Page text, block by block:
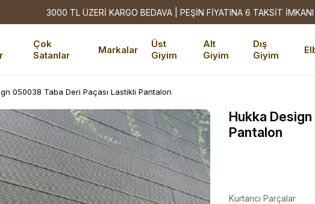
3000 TL ÜZERİ KARGO BEDAVA | PEŞİN FİYATINA 6 TAKSİT İMKANI
Çok
Satanlar
Markalar
Üst
Giyim
Alt
Giyim
Dış
Giyim
050038 Taba Deri Paçası Lastikli Pantalon
Hukka
Pantalon
Kurtarıcı Parçalar